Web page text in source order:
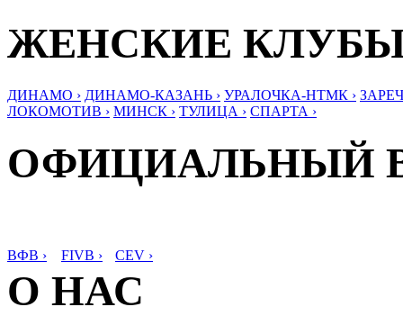
ЖЕНСКИЕ
ДИНАМО › ДИНАМО-КАЗАНЬ › УРАЛОЧКА-НТМК ›
ЛОКОМОТИВ › МИНСК › ТУЛИЦА › СПАРТА ›
ОФИЦИАЛЬНЫЙ
ВФВ › FIVB › CEV ›
О НАС